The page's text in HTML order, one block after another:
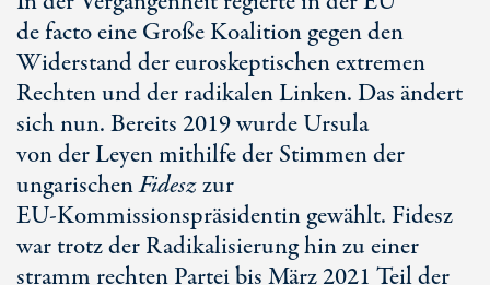
de factoeine Große Koalition gegen den
Widerstand der euroskeptischen extremen
Rechten und der radikalen Linken. Das ändert
sich nun. Bereits 2019 wurde Ursula
von der Leyenmithilfe der Stimmen der
ungarischenFideszzur
EU-Kommissionspräsidentingewählt. Fidesz
war trotz der Radikalisierung hin zu einer
stramm rechten Partei bis März 2021 Teil der